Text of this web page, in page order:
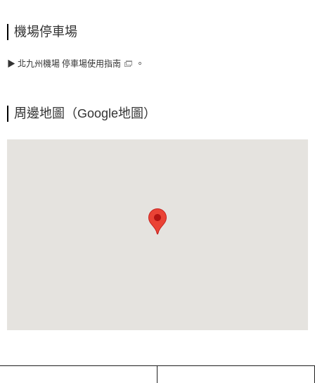
機場停車場
▶ 北九州機場 停車場使用指南 。
周邊地圖（Google地圖）